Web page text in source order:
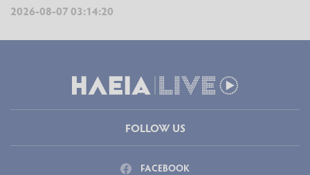
2026-08-07 03:14:20
FOLLOW US
FACEBOOK